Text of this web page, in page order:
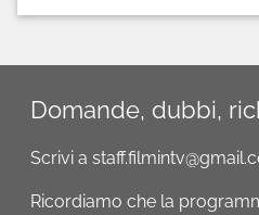
Domande, dubbi,
Scrivi a
Ricordiamo che la